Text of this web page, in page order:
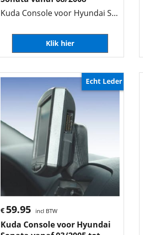
Kuda Console voor Hyundai Sonata vanaf 08/2008
Klik hier
Echt Leder
€ 59.95 incl BTW
Kuda Console voor Hyundai